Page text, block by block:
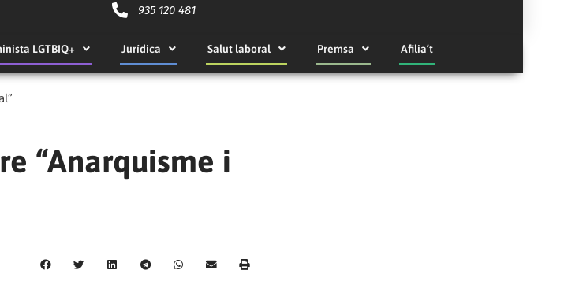
935 120 481
LGTBIQ+ Jurídica Salut laboral Premsa Afilia’t
“Anarquisme i